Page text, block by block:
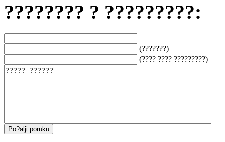
???????? ? ?????????:
(???????)
(???? ???? ?????????)